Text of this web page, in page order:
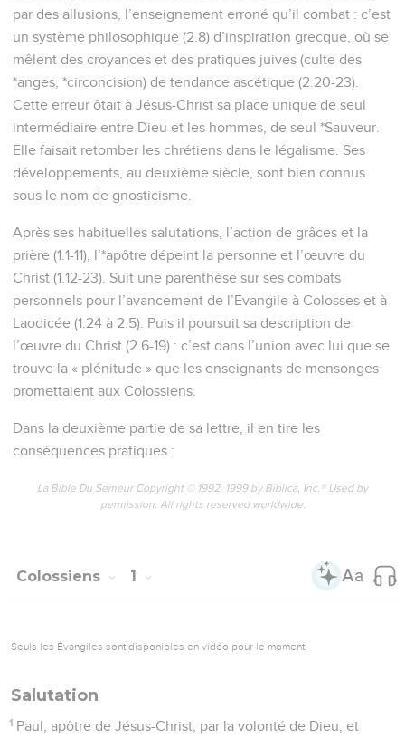
par des allusions, l’enseignement erroné qu’il combat : c’est
un système philosophique (2.8) d’inspiration grecque, où se
mêlent des croyances et des pratiques juives (culte des
*anges, *circoncision) de tendance ascétique (2.20-23).
Cette erreur ôtait à Jésus-Christ sa place unique de seul
intermédiaire entre Dieu et les hommes, de seul *Sauveur.
Elle faisait retomber les chrétiens dans le légalisme. Ses
développements, au deuxième siècle, sont bien connus
sous le nom de gnosticisme.
Après ses habituelles salutations, l’action de grâces et la
prière (1.1-11), l’*apôtre dépeint la personne et l’œuvre du
Christ (1.12-23). Suit une parenthèse sur ses combats
personnels pour l’avancement de l’Evangile à Colosses et à
Laodicée (1.24 à 2.5). Puis il poursuit sa description de
l’œuvre du Christ (2.6-19) : c’est dans l’union avec lui que se
trouve la « plénitude » que les enseignants de mensonges
promettaient aux Colossiens.
Dans la deuxième partie de sa lettre, il en tire les
conséquences pratiques :
La Bible Du Semeur Copyright © 1992, 1999 by Biblica, Inc.® Used by
permission. All rights reserved worldwide.
Colossiens 1
Seuls les Évangiles sont disponibles en vidéo pour le moment.
Salutation
1 Paul, apôtre de Jésus-Christ, par la volonté de Dieu, et